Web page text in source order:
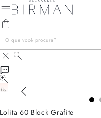
Lolita 60 Block Grafite